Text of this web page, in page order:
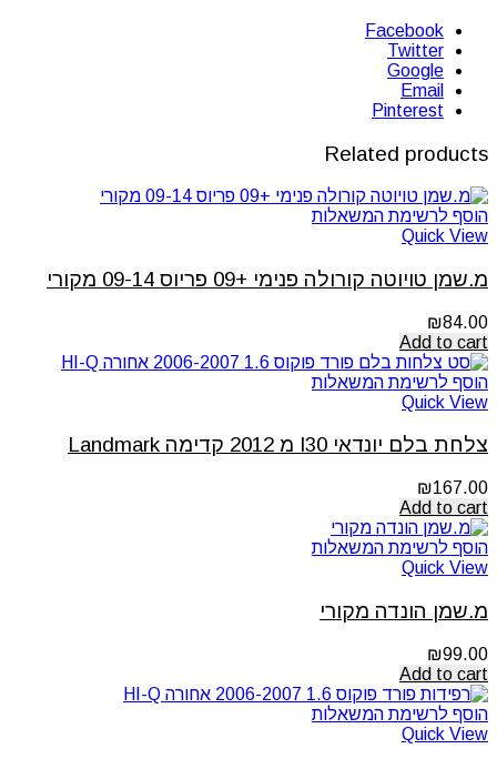
Facebook
Twitter
Google
Email
Pinterest
Related products
הוסף לרשימת המשאלות
Quick View
מ.שמן טויוטה קורולה פנימי +09 פריוס 09-14 מקורי
₪84.00
Add to cart
הוסף לרשימת המשאלות
Quick View
צלחת בלם יונדאי I30 מ 2012 קדימה Landmark
₪167.00
Add to cart
הוסף לרשימת המשאלות
Quick View
מ.שמן הונדה מקורי
₪99.00
Add to cart
הוסף לרשימת המשאלות
Quick View